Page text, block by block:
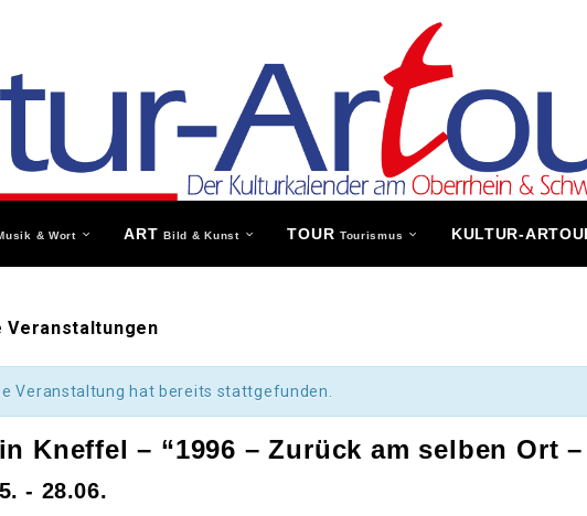
& Wort ARTBild & Kunst TOUR Tourismus KULTUR-
Veranstaltungen
Veranstaltung hat bereits stattgefunden.
Kneffel – “1996 – Zurück am selben Ort –
- 28.06.